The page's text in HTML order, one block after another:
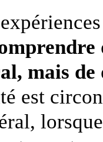
mais
est